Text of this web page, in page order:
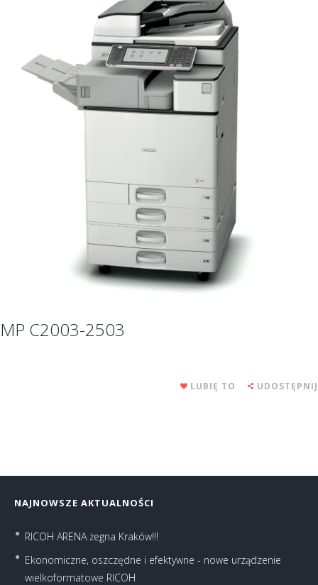
MP C2003-2503
LUBIĘ TO UDOSTĘPNIJ
NAJNOWSZE AKTUALNOŚCI
RICOH ARENA żegna Kraków!!!
Ekonomiczne, oszczędne i efektywne - nowe urządzenie
wielkoformatowe RICOH